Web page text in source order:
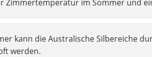
Zimmertemperatur im Sommer und
kann die Australische Silbereiche
werden.